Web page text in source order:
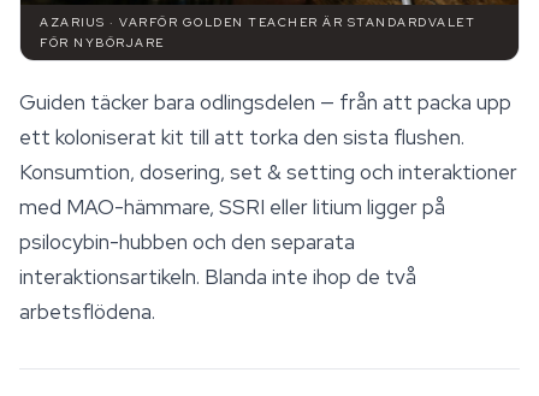
AZARIUS · VARFÖR GOLDEN TEACHER ÄR STANDARDVALET
FÖR NYBÖRJARE
Guiden täcker bara odlingsdelen — från att packa upp
ett koloniserat kit till att torka den sista flushen.
Konsumtion, dosering, set & setting och interaktioner
med MAO-hämmare, SSRI eller litium ligger på
psilocybin-hubben och den separata
interaktionsartikeln. Blanda inte ihop de två
arbetsflödena.